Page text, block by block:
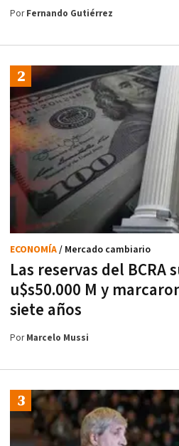
PorFernando Gutiérrez
Las reservas del BCRA
u$s50.000 M y
siete años
ECONOMÍA/ Mercado cambiario
PorMarcelo Mussi